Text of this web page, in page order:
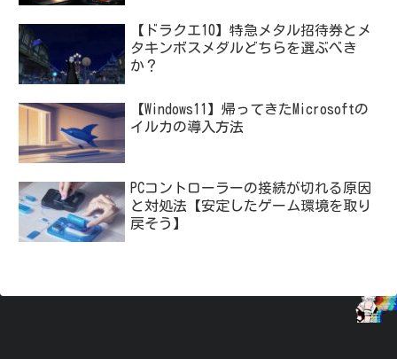
【ドラクエ10】特急メタル招待券とメ
タキンボスメダルどちらを選ぶべき
か？
【Windows11】帰ってきたMicrosoftの
イルカの導入方法
PCコントローラーの接続が切れる原因
と対処法【安定したゲーム環境を取り
戻そう】